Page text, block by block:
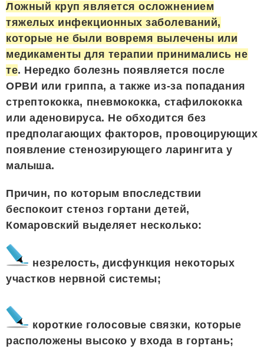
Ложный круп является осложнением
тяжелых инфекционных заболеваний,
которые не были вовремя вылечены или
медикаменты для терапии принимались не
те. Нередко болезнь появляется после
ОРВИ или гриппа, а также из-за попадания
стрептококка, пневмококка, стафилококка
или аденовируса. Не обходится без
предполагающих факторов, провоцирующих
появление стенозирующего ларингита у
малыша.
Причин, по которым впоследствии
беспокоит стеноз гортани детей,
Комаровский выделяет несколько:
незрелость, дисфункция некоторых
участков нервной системы;
короткие голосовые связки, которые
расположены высоко у входа в гортань;